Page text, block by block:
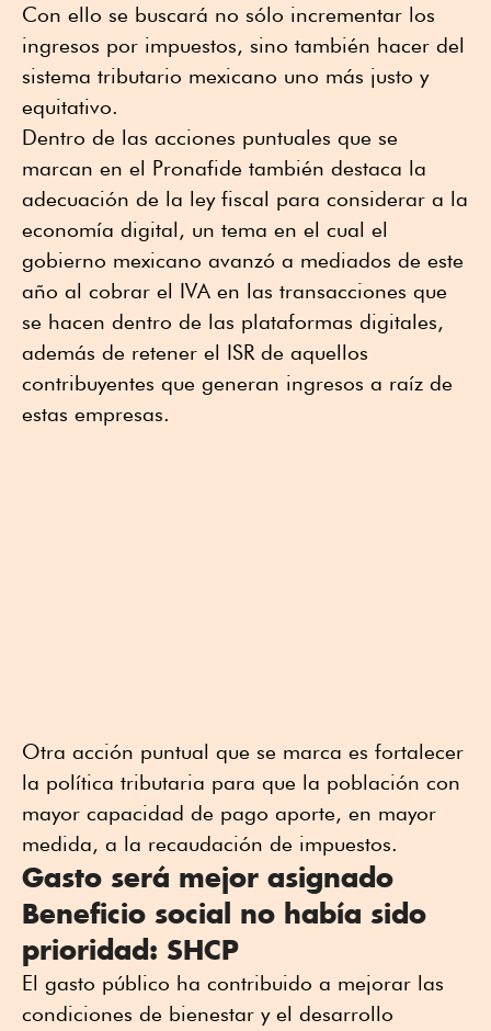
Con ello se buscará no sólo incrementar los
ingresos por impuestos, sino también hacer del
sistema tributario mexicano uno más justo y
equitativo.
Dentro de las acciones puntuales que se
marcan en el Pronafide también destaca la
adecuación de la ley fiscal para considerar a la
economía digital, un tema en el cual el
gobierno mexicano avanzó a mediados de este
año al cobrar el IVA en las transacciones que
se hacen dentro de las plataformas digitales,
además de retener el ISR de aquellos
contribuyentes que generan ingresos a raíz de
estas empresas.
Otra acción puntual que se marca es fortalecer
la política tributaria para que la población con
mayor capacidad de pago aporte, en mayor
medida, a la recaudación de impuestos.
Gasto será mejor asignado
Beneficio social no había sido
prioridad: SHCP
El gasto público ha contribuido a mejorar las
condiciones de bienestar y el desarrollo